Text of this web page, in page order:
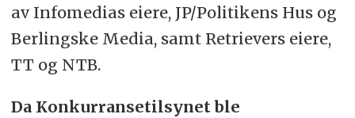
av Infomedias eiere, JP/Politikens Hus og
Berlingske Media, samt Retrievers eiere,
TT og NTB.
Da Konkurransetilsynet ble